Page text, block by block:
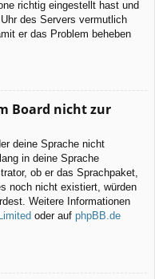
richtig eingestellt hast und
des Servers vermutlich
er das Problem beheben
Board nicht zur
deine Sprache nicht
in deine Sprache
ob er das Sprachpaket,
noch nicht existiert, würden
Weitere Informationen
oder auf phpBB.de